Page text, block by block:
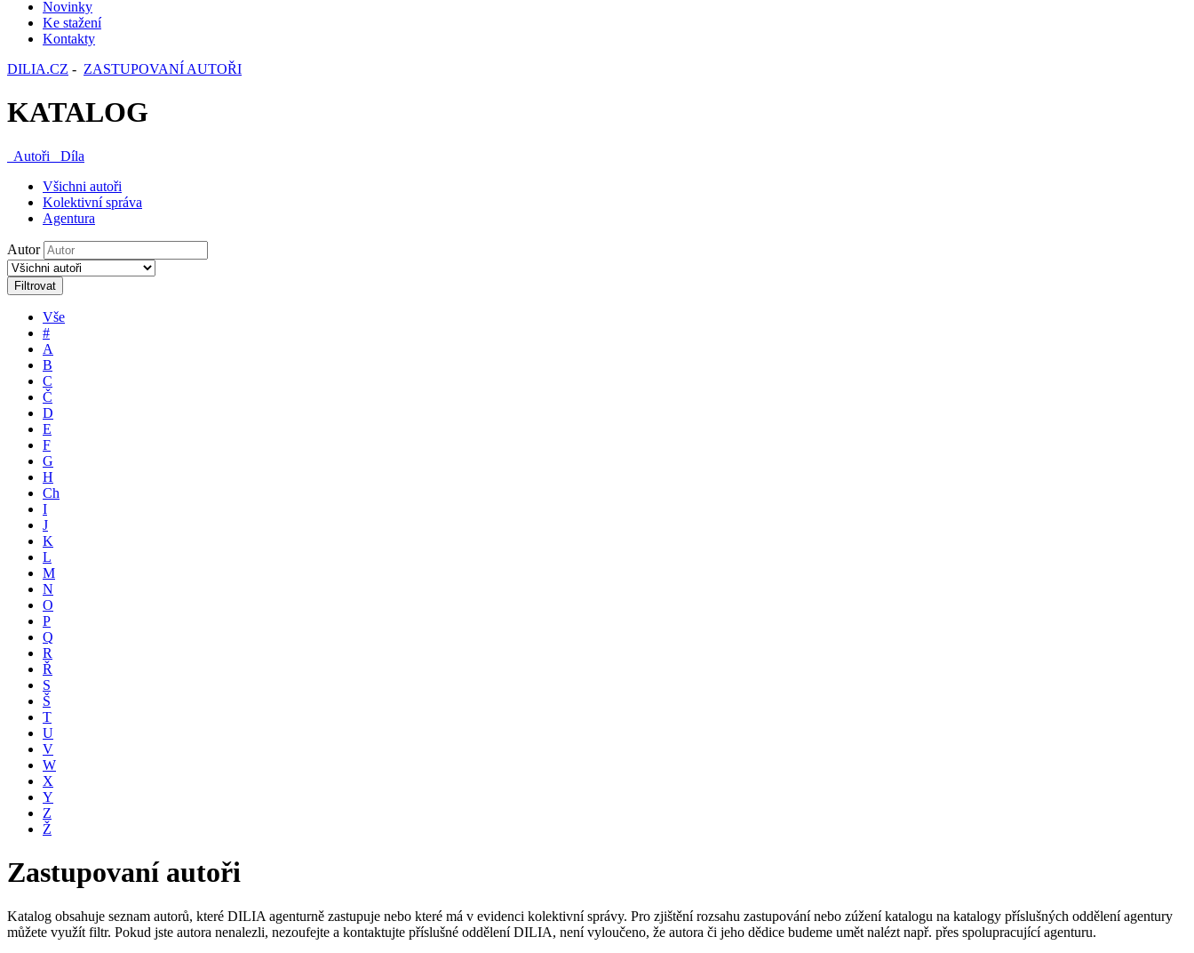
Novinky
Ke stažení
Kontakty
DILIA.CZ - ZASTUPOVANÍ AUTOŘI
KATALOG
Autoři
Díla
Všichni autoři
Kolektivní správa
Agentura
Autor
Filtrovat
Vše
#
A
B
C
Č
D
E
F
G
H
Ch
I
J
K
L
M
N
O
P
Q
R
Ř
S
Š
T
U
V
W
X
Y
Z
Ž
Zastupovaní autoři
Katalog obsahuje seznam autorů, které DILIA agenturně zastupuje nebo které má v evidenci kolektivní správy. Pro zjištění rozsahu zastupování nebo zúžení katalogu na katalogy příslušných oddělení agentury
můžete využít filtr. Pokud jste autora nenalezli, nezoufejte a kontaktujte příslušné oddělení DILIA, není vyloučeno, že autora či jeho dědice budeme umět nalézt např. přes spolupracující agenturu.